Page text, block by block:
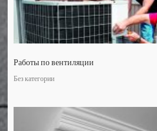
Работы по вентиляции
Без категории